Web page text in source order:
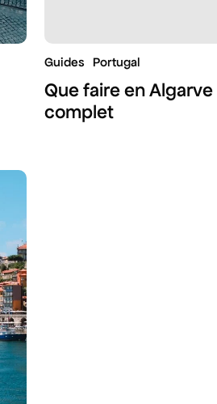
Guides Portugal
Que faire en
complet